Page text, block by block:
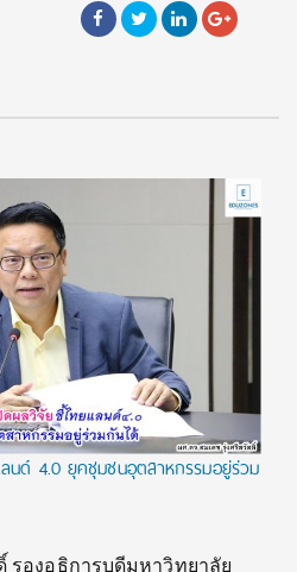
นด์ 4.0 ยุคชุมชนอุตสาหกรรมอยู่ร่วม
รองอธิการบดีมหาวิทยาลัย